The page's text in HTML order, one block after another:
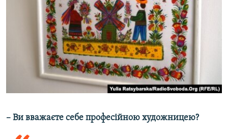
– Ви вважаєте себе професійною художницею?